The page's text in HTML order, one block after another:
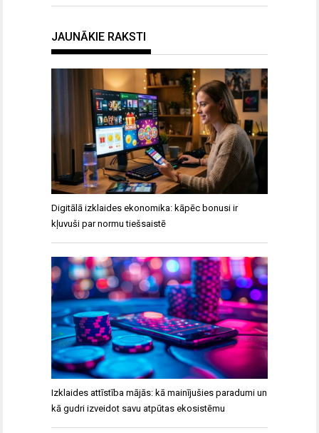
JAUNĀKIE RAKSTI
Digitālā izklaides ekonomika: kāpēc bonusi ir
kļuvuši par normu tiešsaistē
Izklaides attīstība mājās: kā mainījušies paradumi un
kā gudri izveidot savu atpūtas ekosistēmu